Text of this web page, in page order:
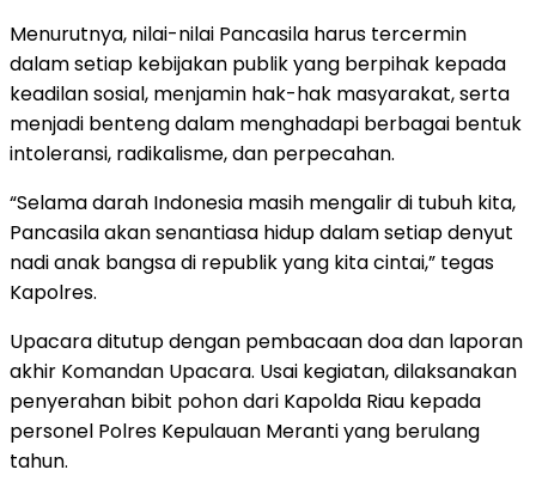
Menurutnya, nilai-nilai Pancasila harus tercermin
dalam setiap kebijakan publik yang berpihak kepada
keadilan sosial, menjamin hak-hak masyarakat, serta
menjadi benteng dalam menghadapi berbagai bentuk
intoleransi, radikalisme, dan perpecahan.
“Selama darah Indonesia masih mengalir di tubuh kita,
Pancasila akan senantiasa hidup dalam setiap denyut
nadi anak bangsa di republik yang kita cintai,” tegas
Kapolres.
Upacara ditutup dengan pembacaan doa dan laporan
akhir Komandan Upacara. Usai kegiatan, dilaksanakan
penyerahan bibit pohon dari Kapolda Riau kepada
personel Polres Kepulauan Meranti yang berulang
tahun.